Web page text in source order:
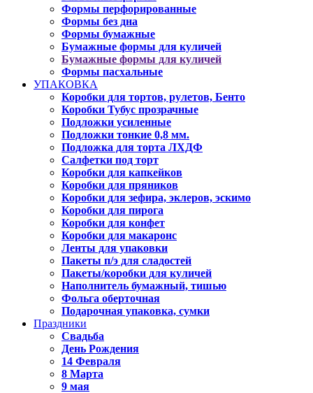
Формы перфорированные
Формы без дна
Формы бумажные
Бумажные формы для куличей
Бумажные формы для куличей
Формы пасхальные
УПАКОВКА
Коробки для тортов, рулетов, Бенто
Коробки Тубус прозрачные
Подложки усиленные
Подложки тонкие 0,8 мм.
Подложка для торта ЛХДФ
Салфетки под торт
Коробки для капкейков
Коробки для пряников
Коробки для зефира, эклеров, эскимо
Коробки для пирога
Коробки для конфет
Коробки для макаронс
Ленты для упаковки
Пакеты п/э для сладостей
Пакеты/коробки для куличей
Наполнитель бумажный, тишью
Фольга оберточная
Подарочная упаковка, сумки
Праздники
Свадьба
День Рождения
14 Февраля
8 Марта
9 мая